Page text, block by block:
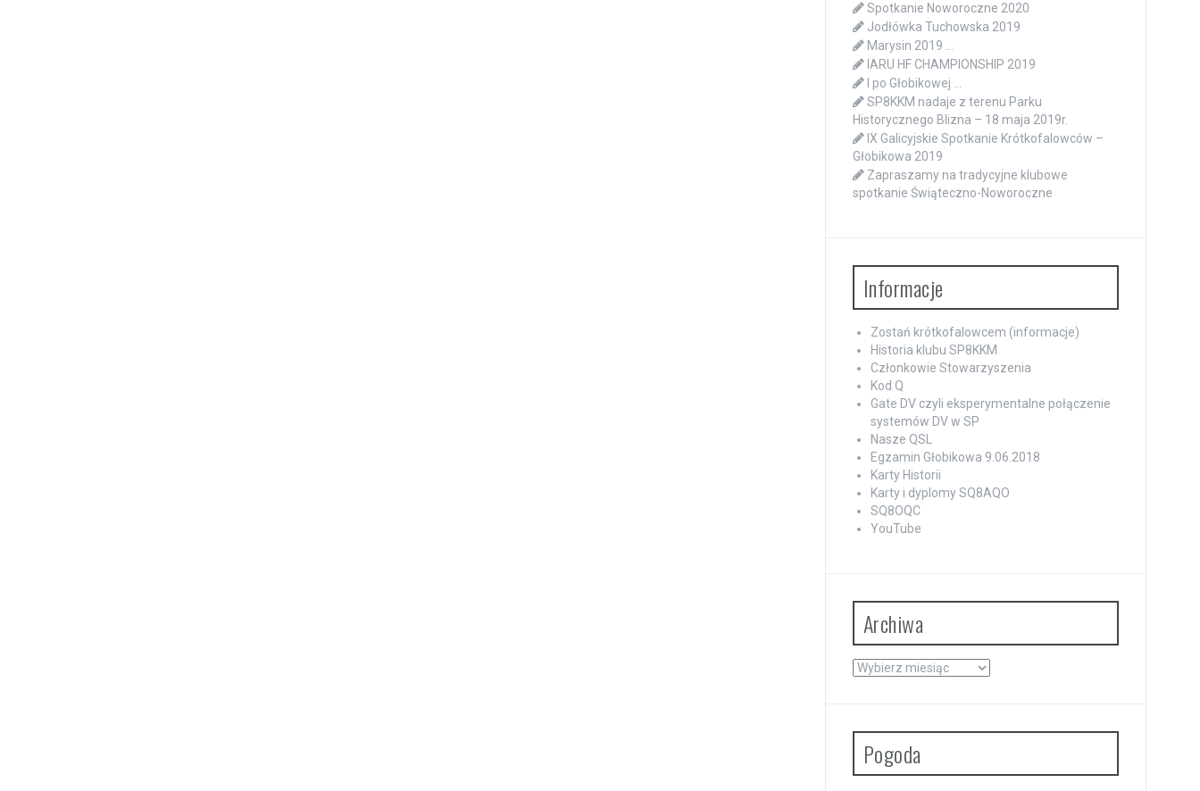
Spotkanie Noworoczne 2020
Jodłówka Tuchowska 2019
Marysin 2019 …
IARU HF CHAMPIONSHIP 2019
I po Głobikowej …
SP8KKM nadaje z terenu Parku
Historycznego Blizna – 18 maja 2019r.
IX Galicyjskie Spotkanie Krótkofalowców –
Głobikowa 2019
Zapraszamy na tradycyjne klubowe
spotkanie Świąteczno-Noworoczne
Informacje
Zostań krótkofalowcem (informacje)
Historia klubu SP8KKM
Członkowie Stowarzyszenia
Kod Q
Gate DV czyli eksperymentalne połączenie
systemów DV w SP
Nasze QSL
Egzamin Głobikowa 9.06.2018
Karty Historii
Karty i dyplomy SQ8AQO
SQ8OQC
YouTube
Archiwa
Archiwa
Pogoda